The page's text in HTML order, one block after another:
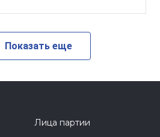
Показать еще
Лица партии